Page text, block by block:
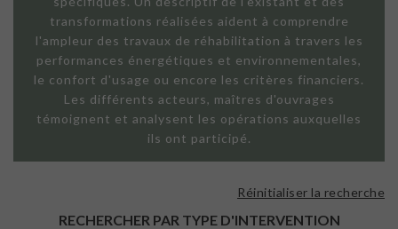
transformations réalisées aident à comprendre
l'ampleur des travaux de réhabilitation à travers les
performances énergétiques et environnementales,
le confort d'usage ou encore les critères financiers.
Les différents acteurs, maîtres d'ouvrages
témoignent et analysent les opérations auxquelles
ils ont participé.
RECHERCHER PAR TYPE D'INTERVENTION
Réinitialiser la recherche
FAÇADE SUR
LINÉAIRE